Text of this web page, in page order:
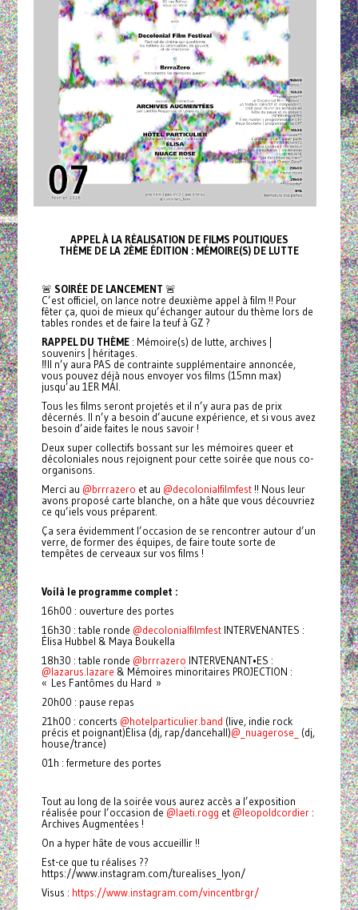
APPEL À LA RÉALISATION DE FILMS POLITIQUES
THÈME DE LA 2ÈME ÉDITION : MÉMOIRE(S) DE LUTTE
🚨 SOIRÉE DE LANCEMENT 🚨
C’est officiel, on lance notre deuxième appel à film !! Pour
fêter ça, quoi de mieux qu’échanger autour du thème lors de
tables rondes et de faire la teuf à GZ ?
RAPPEL DU THÈME: Mémoire(s) de lutte, archives |
souvenirs | héritages.
‼️Il n’y aura PAS de contrainte supplémentaire annoncée,
vous pouvez déjà nous envoyer vos films (15mn max)
jusqu’au 1ER MAI.
Tous les films seront projetés et il n’y aura pas de prix
décernés. Il n’y a besoin d’aucune expérience, et si vous avez
besoin d’aide faites le nous savoir !
Deux super collectifs bossant sur les mémoires queer et
décoloniales nous rejoignent pour cette soirée que nous co-
organisons.
Merci au @brrrazero et au @decolonialfilmfest!! Nous leur
avons proposé carte blanche, on a hâte que vous découvriez
ce qu’iels vous préparent.
Ça sera évidemment l’occasion de se rencontrer autour d’un
verre, de former des équipes, de faire toute sorte de
tempêtes de cerveaux sur vos films !
Voilà le programme complet :
16h00 : ouverture des portes
16h30 : table ronde @decolonialfilmfestINTERVENANTES :
Élisa Hubbel & Maya Boukella
18h30 : table ronde @brrrazero INTERVENANT•ES :
@lazarus.lazare & Mémoires minoritaires PROJECTION :
« Les Fantômes du Hard »
20h00 : pause repas
21h00 : concerts @hotelparticulier.band (live, indie rock
précis et poignant)Élisa (dj, rap/dancehall)@_nuagerose_
(dj,
house/trance)
01h : fermeture des portes
Tout au long de la soirée vous aurez accès a l’exposition
réalisée pour l’occasion de @laeti.rogg et @leopoldcordier:
Archives Augmentées !
On a hyper hâte de vous accueillir !!
Est-ce que tu réalises ??
https://www.instagram.com/turealises_lyon/
Visus : https://www.instagram.com/vincentbrgr/